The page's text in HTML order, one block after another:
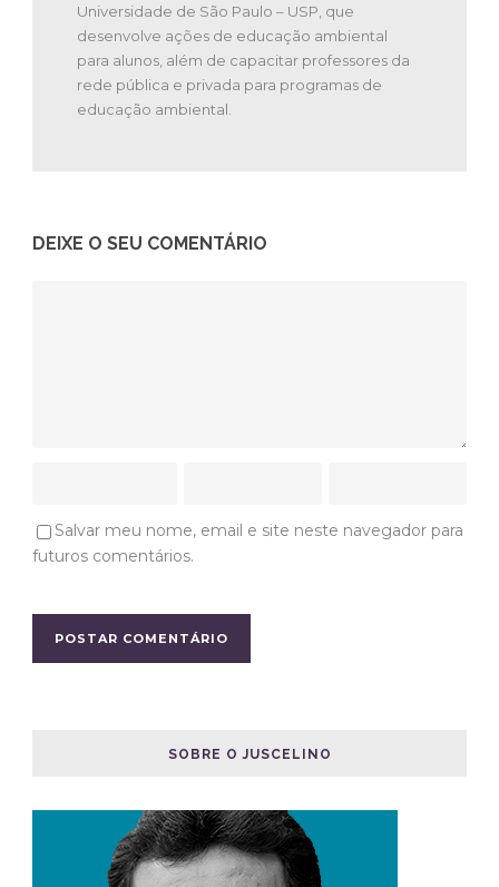
Universidade de São Paulo – USP, que
desenvolve ações de educação ambiental
para alunos, além de capacitar professores da
rede pública e privada para programas de
educação ambiental.
DEIXE O SEU COMENTÁRIO
Salvar meu nome, email e site neste navegador para
futuros comentários.
SOBRE O JUSCELINO